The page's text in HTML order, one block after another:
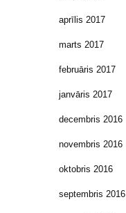
aprīlis 2017
marts 2017
februāris 2017
janvāris 2017
decembris 2016
novembris 2016
oktobris 2016
septembris 2016